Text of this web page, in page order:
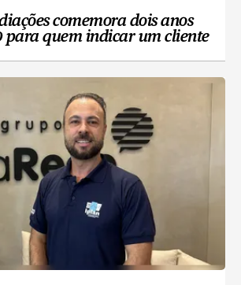
comemora dois anos
para quem indicar um cliente